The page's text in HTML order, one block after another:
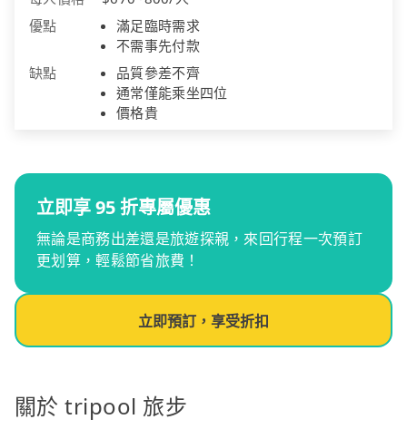
優點
滿足臨時需求
不需事先付款
缺點
品質參差不齊
通常僅能乘坐四位
價格貴
立即享 95 折專屬優惠
無論是商務出差還是旅遊探親，來回行程一次預訂
更划算，輕鬆節省旅費！
立即預訂，享受折扣
關於 tripool 旅步